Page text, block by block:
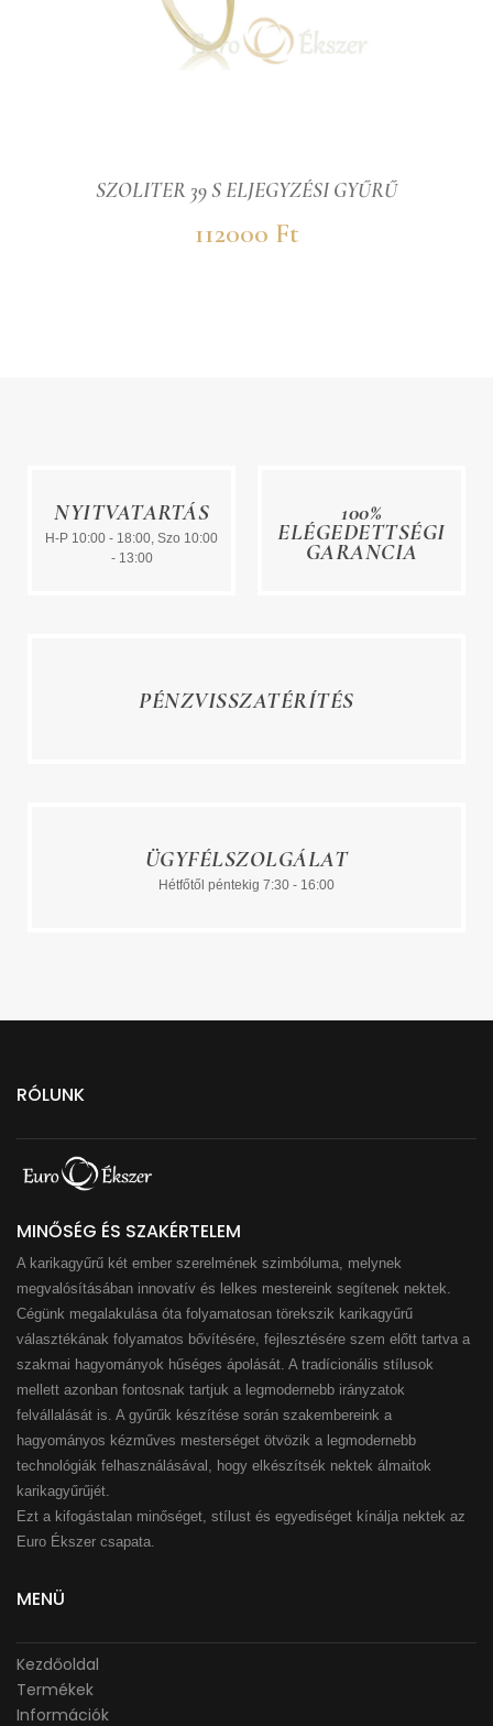
SZOLITER 39 S ELJEGYZÉSI GYŰRŰ
112000 Ft
NYITVATARTÁS
H-P 10:00 - 18:00, Szo 10:00
- 13:00
100%
ELÉGEDETTSÉGI
GARANCIA
PÉNZVISSZATÉRÍTÉS
ÜGYFÉLSZOLGÁLAT
Hétfőtől péntekig 7:30 - 16:00
RÓLUNK
MINŐSÉG ÉS SZAKÉRTELEM
A karikagyűrű két ember szerelmének szimbóluma, melynek
megvalósításában innovatív és lelkes mestereink segítenek nektek.
Cégünk megalakulása óta folyamatosan törekszik karikagyűrű
választékának folyamatos bővítésére, fejlesztésére szem előtt tartva a
szakmai hagyományok hűséges ápolását. A tradícionális stílusok
mellett azonban fontosnak tartjuk a legmodernebb irányzatok
felvállalását is. A gyűrűk készítése során szakembereink a
hagyományos kézműves mesterséget ötvözik a legmodernebb
technológiák felhasználásával, hogy elkészítsék nektek álmaitok
karikagyűrűjét.
Ezt a kifogástalan minőséget, stílust és egyediséget kínálja nektek az
Euro Ékszer csapata.
MENÜ
Kezdőoldal
Termékek
Információk